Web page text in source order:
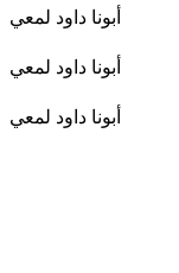
أبونا داود لمعي
أبونا داود لمعي
أبونا داود لمعي